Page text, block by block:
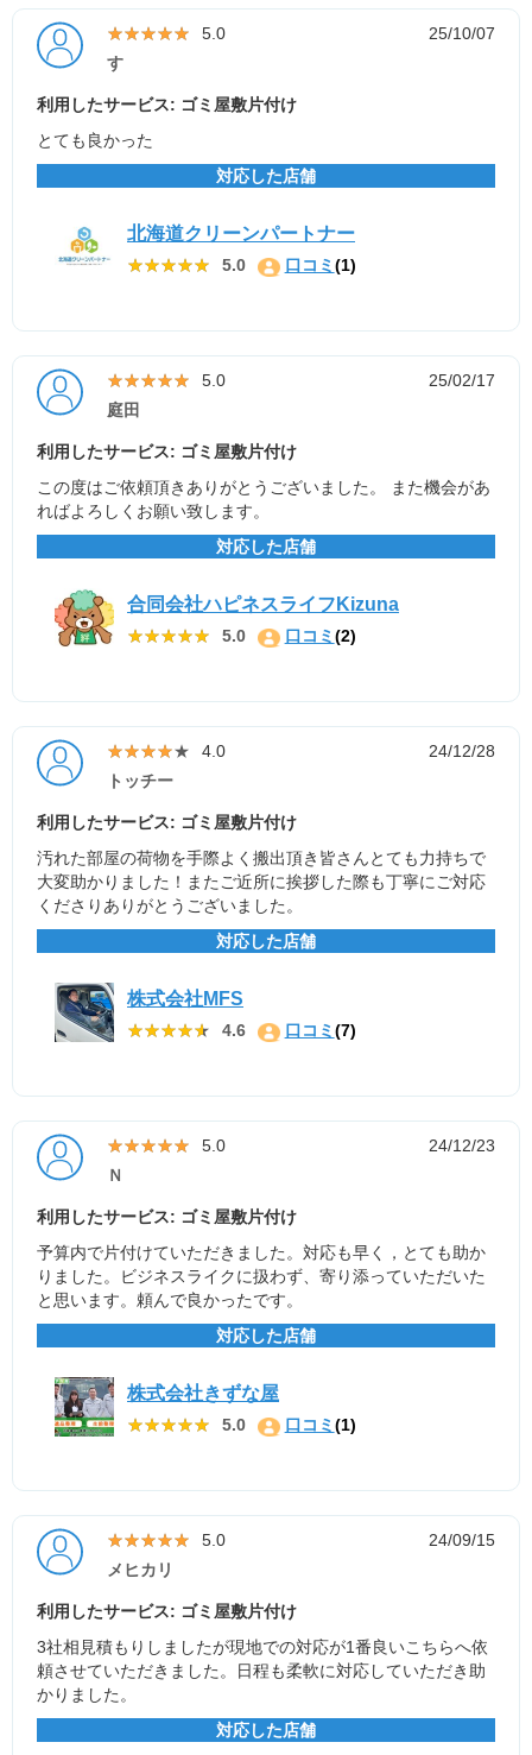
★★★★★
★★★★★ 5.0
25/10/07
す
利用したサービス: ゴミ屋敷片付け
とても良かった
対応した店舗
北海道クリーンパートナー
★★★★★
★★★★★ 5.0 口コミ(1)
★★★★★
★★★★★ 5.0
25/02/17
庭田
利用したサービス: ゴミ屋敷片付け
この度はご依頼頂きありがとうございました。 また機会があ
ればよろしくお願い致します。
対応した店舗
合同会社ハピネスライフKizuna
★★★★★
★★★★★ 5.0 口コミ(2)
★★★★★
★★★★★ 4.0
24/12/28
トッチー
利用したサービス: ゴミ屋敷片付け
汚れた部屋の荷物を手際よく搬出頂き皆さんとても力持ちで
大変助かりました！またご近所に挨拶した際も丁寧にご対応
くださりありがとうございました。
対応した店舗
株式会社MFS
★★★★★
★★★★★ 4.6 口コミ(7)
★★★★★
★★★★★ 5.0
24/12/23
Ｎ
利用したサービス: ゴミ屋敷片付け
予算内で片付けていただきました。対応も早く，とても助か
りました。ビジネスライクに扱わず、寄り添っていただいた
と思います。頼んで良かったです。
対応した店舗
株式会社きずな屋
★★★★★
★★★★★ 5.0 口コミ(1)
★★★★★
★★★★★ 5.0
24/09/15
メヒカリ
利用したサービス: ゴミ屋敷片付け
3社相見積もりしましたが現地での対応が1番良いこちらへ依
頼させていただきました。日程も柔軟に対応していただき助
かりました。
対応した店舗